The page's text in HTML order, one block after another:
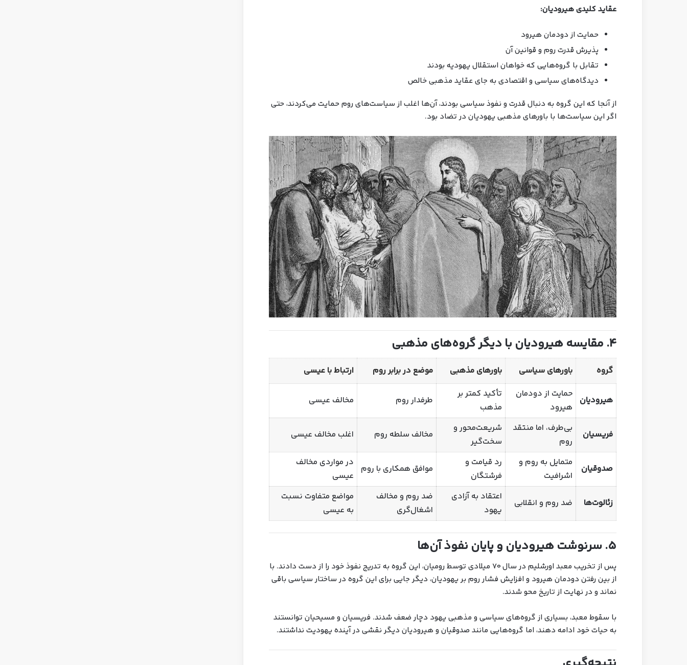
عقاید کلیدی هیرودیان:
حمایت از دودمان هیرود
پذیرش قدرت روم و قوانین آن
تقابل با گروه‌هایی که خواهان استقلال یهودیه بودند
دیدگاه‌های سیاسی و اقتصادی به جای عقاید مذهبی خالص
از آنجا که این گروه به دنبال قدرت و نفوذ سیاسی بودند، آن‌ها اغلب از سیاست‌های روم حمایت می‌کردند، حتی
اگر این سیاست‌ها با باورهای مذهبی یهودیان در تضاد بود.
۴. مقایسه هیرودیان با دیگر گروه‌های مذهبی
گروه باورهای سیاسی باورهای مذهبی موضع در برابر روم ارتباط با عیسی
هیرودیان
حمایت از دودمان
هیرود
تأکید کمتر بر
مذهب
طرفدار روم مخالف عیسی
فریسیان
بی‌طرف، اما منتقد
روم
شریعت‌محور و
سخت‌گیر
مخالف سلطه روم اغلب مخالف عیسی
صدوقیان
متمایل به روم و
اشرافیت
رد قیامت و
فرشتگان
موافق همکاری با روم
در مواردی مخالف
عیسی
زئالوت‌ها ضد روم و انقلابی
اعتقاد به آزادی
یهود
ضد روم و مخالف
اشغال‌گری
مواضع متفاوت نسبت
به عیسی
۵. سرنوشت هیرودیان و پایان نفوذ آن‌ها
پس از تخریب معبد اورشلیم در سال ۷۰ میلادی توسط رومیان، این گروه به تدریج نفوذ خود را از دست دادند. با
از بین رفتن دودمان هیرود و افزایش فشار روم بر یهودیان، دیگر جایی برای این گروه در ساختار سیاسی باقی
نماند و در نهایت از تاریخ محو شدند.
با سقوط معبد، بسیاری از گروه‌های سیاسی و مذهبی یهود دچار ضعف شدند. فریسیان و مسیحیان توانستند
به حیات خود ادامه دهند، اما گروه‌هایی مانند صدوقیان و هیرودیان دیگر نقشی در آینده یهودیت نداشتند.